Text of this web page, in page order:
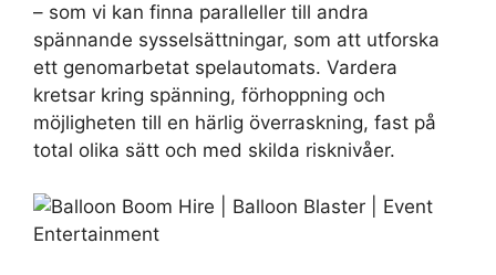
– som vi kan finna paralleller till andra
spännande sysselsättningar, som att utforska
ett genomarbetat spelautomats. Vardera
kretsar kring spänning, förhoppning och
möjligheten till en härlig överraskning, fast på
total olika sätt och med skilda risknivåer.